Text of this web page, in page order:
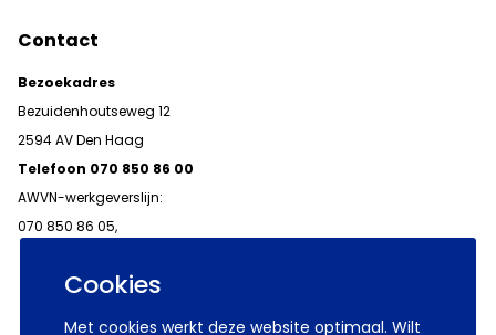
Cookies
Met cookies werkt deze website optimaal. Wilt
Contact
Bezoekadres
Bezuidenhoutseweg 12
2594 AV Den Haag
Telefoon 070 850 86 00
AWVN-werkgeverslijn:
070 850 86 05,